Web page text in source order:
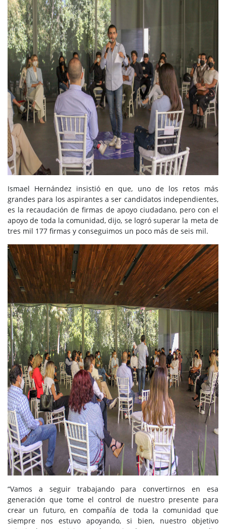
Ismael Hernández insistió en que, uno de los retos más
grandes para los aspirantes a ser candidatos independientes,
es la recaudación de firmas de apoyo ciudadano, pero con el
apoyo de toda la comunidad, dijo, se logró superar la meta de
tres mil 177 firmas y conseguimos un poco más de seis mil.
“Vamos a seguir trabajando para convertirnos en esa
generación que tome el control de nuestro presente para
crear un futuro, en compañía de toda la comunidad que
siempre nos estuvo apoyando, si bien, nuestro objetivo